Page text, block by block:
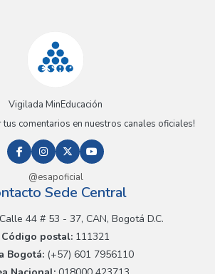
Vigilada MinEducación
tus comentarios en nuestros canales oficiales!
@esapoficial
Sede Central
44 # 53 - 37, CAN, Bogotá D.C.
Código postal: 111321
Bogotá:(+57) 601 7956110